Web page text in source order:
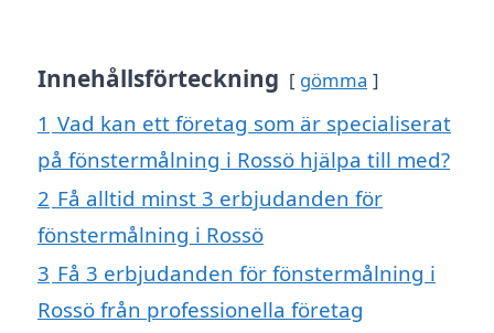
Innehållsförteckning gömma
1 Vad kan ett företag som är specialiserat
på fönstermålning i Rossö hjälpa till med?
2 Få alltid minst 3 erbjudanden för
fönstermålning i Rossö
3 Få 3 erbjudanden för fönstermålning i
Rossö från professionella företag